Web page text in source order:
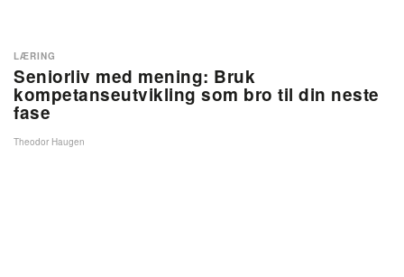
Seniorliv med mening: Bruk
kompetanseutvikling som bro til din neste
fase
LÆRING
Theodor Haugen